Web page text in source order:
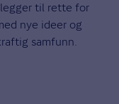
legger til rette for
nye ideer og
samfunn.